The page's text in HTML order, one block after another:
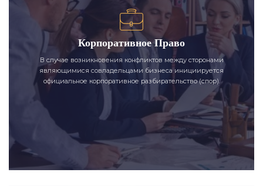
Корпоративное Право
В случае возникновения конфликтов между сторонами
являющимися совладельцами бизнеса инициируется
официальное корпоративное разбирательство (спор).